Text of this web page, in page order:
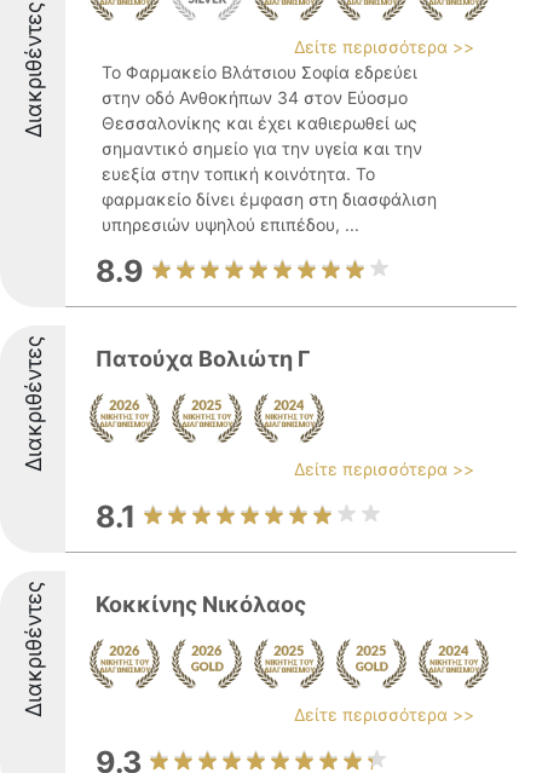
Διακριθέντες
Δείτε περισσότερα >>
Το Φαρμακείο Βλάτσιου Σοφία εδρεύει
στην οδό Ανθοκήπων 34 στον Εύοσμο
Θεσσαλονίκης και έχει καθιερωθεί ως
σημαντικό σημείο για την υγεία και την
ευεξία στην τοπική κοινότητα. Το
φαρμακείο δίνει έμφαση στη διασφάλιση
υπηρεσιών υψηλού επιπέδου, ...
8.9
Διακριθέντες Πατούχα Βολιώτη Γ
Δείτε περισσότερα >>
8.1
Διακριθέντες Κοκκίνης Νικόλαος
Δείτε περισσότερα >>
9.3